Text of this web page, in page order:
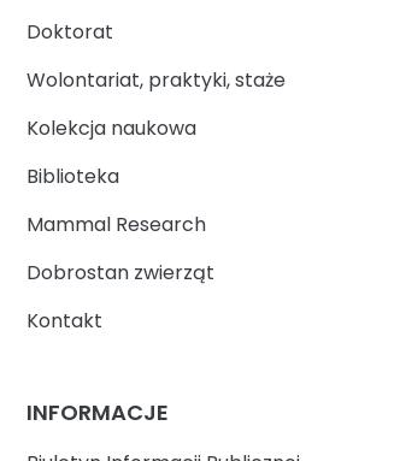
Doktorat
Wolontariat, praktyki, staże
Kolekcja naukowa
Biblioteka
Mammal Research
Dobrostan zwierząt
Kontakt
INFORMACJE